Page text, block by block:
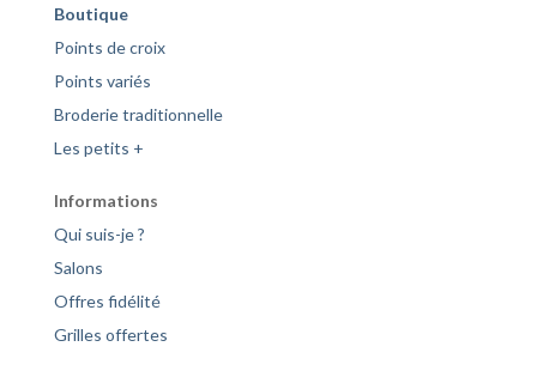
Boutique
Points de croix
Points variés
Broderie traditionnelle
Les petits +
Informations
Qui suis-je ?
Salons
Offres fidélité
Grilles offertes